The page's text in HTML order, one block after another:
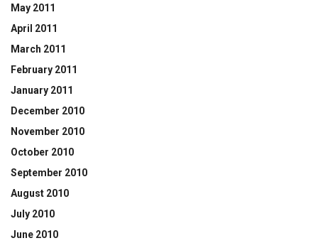
May 2011
April 2011
March 2011
February 2011
January 2011
December 2010
November 2010
October 2010
September 2010
August 2010
July 2010
June 2010